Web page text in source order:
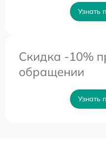
Узнать
Скидка -10%
обращении
Узнать